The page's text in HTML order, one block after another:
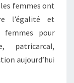
femmes ont
l’égalité et
femmes pour
patricarcal,
aujourd’hui